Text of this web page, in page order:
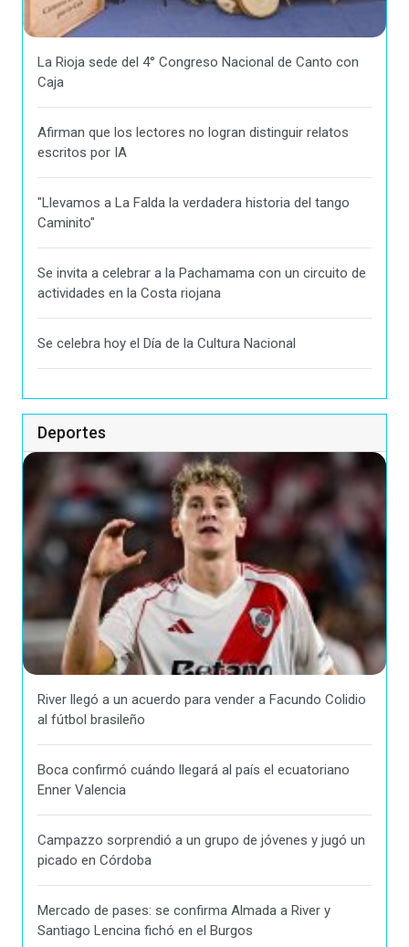
La Rioja sede del 4° Congreso Nacional de Canto con
Caja
Afirman que los lectores no logran distinguir relatos
escritos por IA
"Llevamos a La Falda la verdadera historia del tango
Caminito"
Se invita a celebrar a la Pachamama con un circuito de
actividades en la Costa riojana
Se celebra hoy el Día de la Cultura Nacional
Deportes
River llegó a un acuerdo para vender a Facundo Colidio
al fútbol brasileño
Boca confirmó cuándo llegará al país el ecuatoriano
Enner Valencia
Campazzo sorprendió a un grupo de jóvenes y jugó un
picado en Córdoba
Mercado de pases: se confirma Almada a River y
Santiago Lencina fichó en el Burgos